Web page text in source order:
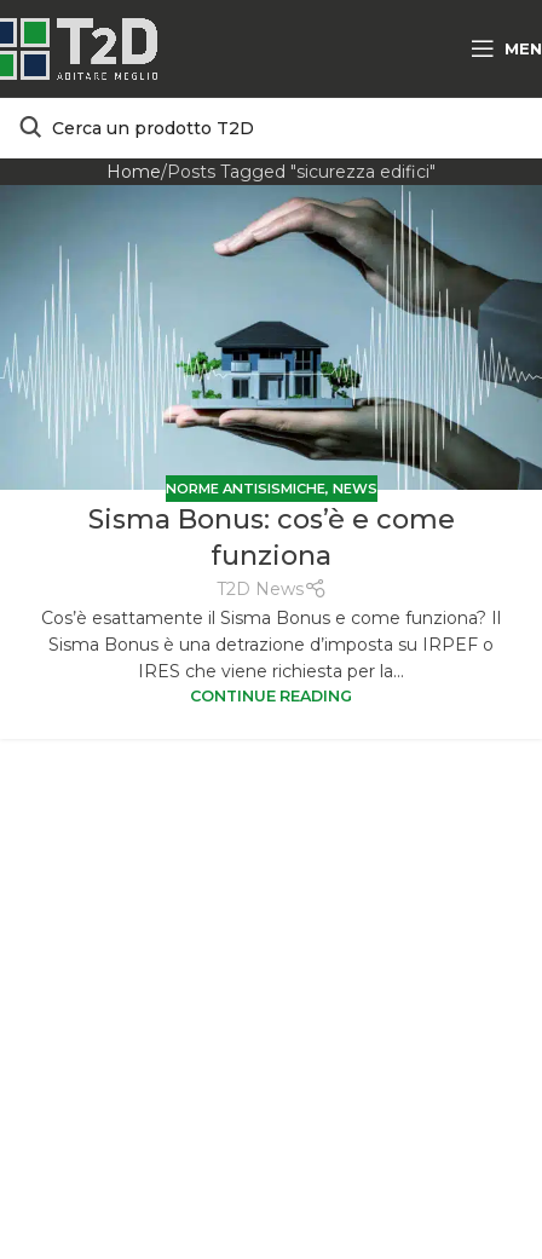
Home Posts Tagged "sicurezza edifici"
NORME ANTISISMICHE, NEWS
Sisma Bonus: cos’è e come
funziona
T2D News
Cos’è esattamente il Sisma Bonus e come funziona? Il
Sisma Bonus è una detrazione d’imposta su IRPEF o
IRES che viene richiesta per la...
CONTINUE READING